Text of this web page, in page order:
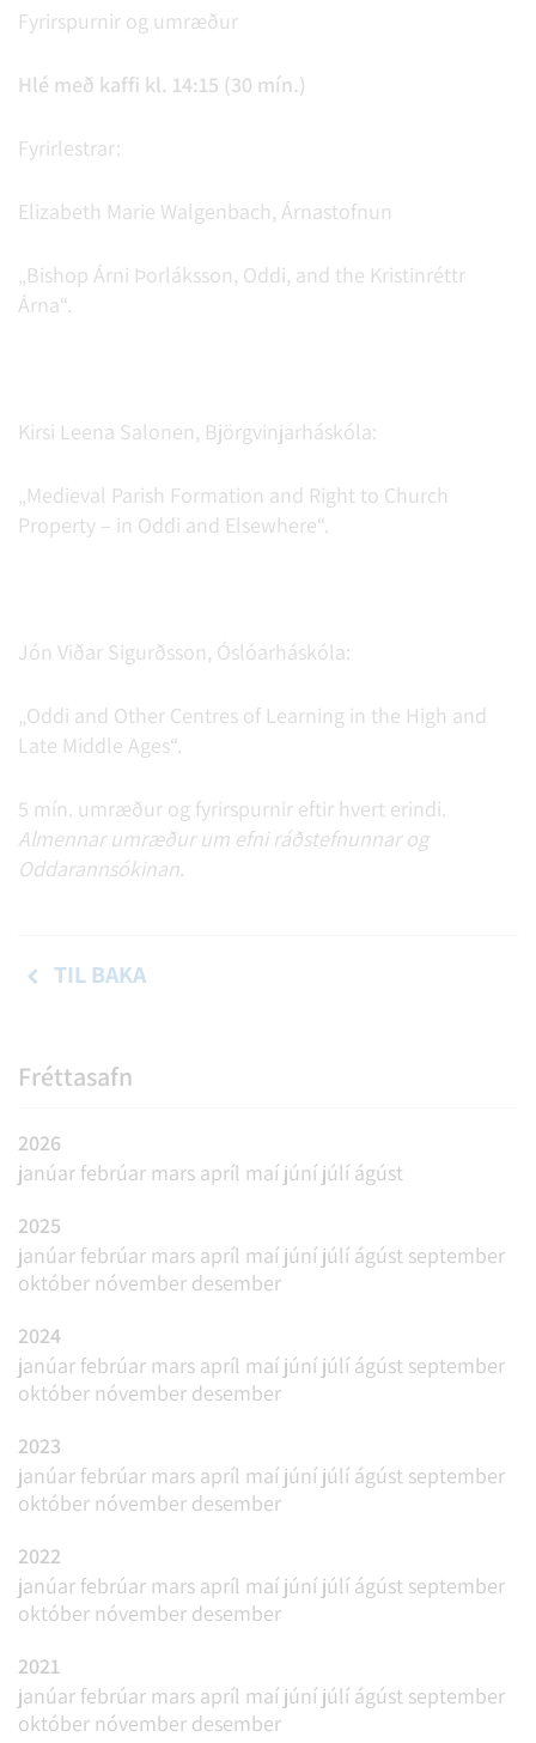
Fyrirspurnir og umræður
Hlé með kaffi kl. 14:15 (30 mín.)
Fyrirlestrar:
Elizabeth Marie Walgenbach, Árnastofnun
„Bishop Árni Þorláksson, Oddi, and the Kristinréttr
Árna“.
Kirsi Leena Salonen, Björgvinjarháskóla:
„Medieval Parish Formation and Right to Church
Property – in Oddi and Elsewhere“.
Jón Viðar Sigurðsson, Óslóarháskóla:
„Oddi and Other Centres of Learning in the High and
Late Middle Ages“.
5 mín. umræður og fyrirspurnir eftir hvert erindi.
Almennar umræður um efni ráðstefnunnar og
Oddarannsókinan.
TIL BAKA
Fréttasafn
2026
janúar febrúar mars apríl maí júní júlí ágúst
2025
janúar febrúar mars apríl maí júní júlí ágúst september
október nóvember desember
2024
janúar febrúar mars apríl maí júní júlí ágúst september
október nóvember desember
2023
janúar febrúar mars apríl maí júní júlí ágúst september
október nóvember desember
2022
janúar febrúar mars apríl maí júní júlí ágúst september
október nóvember desember
2021
janúar febrúar mars apríl maí júní júlí ágúst september
október nóvember desember